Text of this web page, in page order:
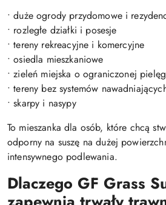
• duże ogrody przydomowe i
• rozległe działki i posesje
• tereny rekreacyjne i komercyjne
• osiedla mieszkaniowe
• zieleń miejska o ograniczonej
• tereny bez systemów
• skarpy i nasypy
To mieszanka dla osób, które chcą
odporny na suszę na dużej
intensywnego podlewania.
Dlaczego GF Grass